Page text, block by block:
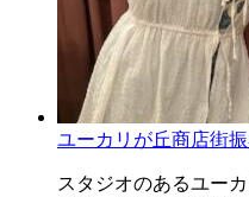
ユーカリが丘商店街
スタジオのあるユー